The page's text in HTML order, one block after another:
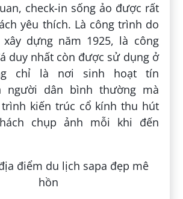
check-in sống ảo được rất
yêu thích. Là công trình do
dựng năm 1925, là công
duy nhất còn được sử dụng ở
chỉ là nơi sinh hoạt tín
người dân bình thường mà
kiến ​​trúc cổ kính thu hút
chụp ảnh mỗi khi đến